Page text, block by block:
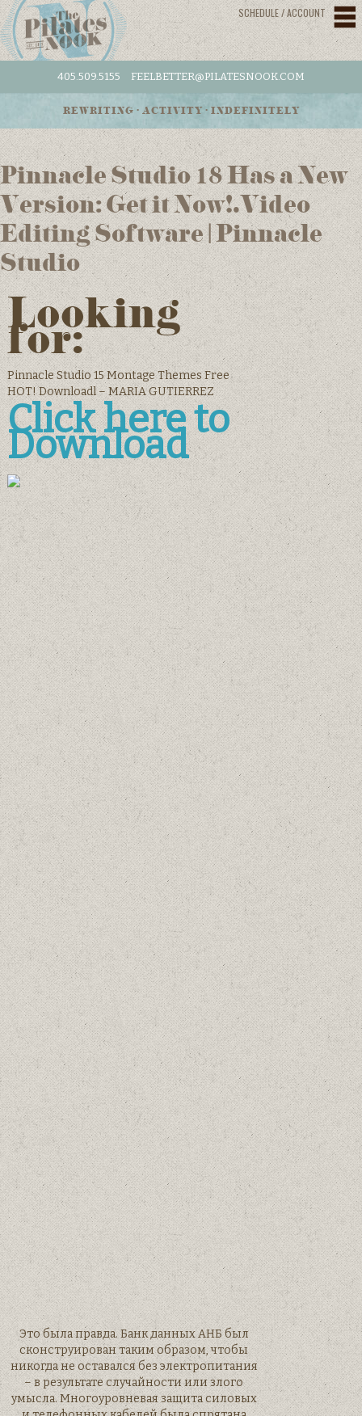
SCHEDULE / ACCOUNT
405.509.5155 FEELBETTER@PILATESNOOK.COM
REWRITING • ACTIVITY • INDEFINITELY
Pinnacle Studio 18 Has a New
Version: Get it Now!.Video
Editing Software | Pinnacle
Studio
Looking
for:
Pinnacle Studio 15 Montage Themes Free
HOT! Downloadl – MARIA GUTIERREZ
Click here to
Download
Это была правда. Банк данных АНБ был
сконструирован таким образом, чтобы
никогда не оставался без электропитания
– в результате случайности или злого
умысла. Многоуровневая защита силовых